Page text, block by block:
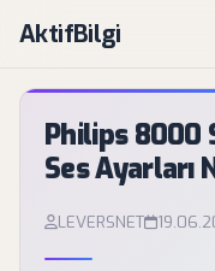
AktifBilgi
Philips 8000
Ses Ayarları
LEVERSNET